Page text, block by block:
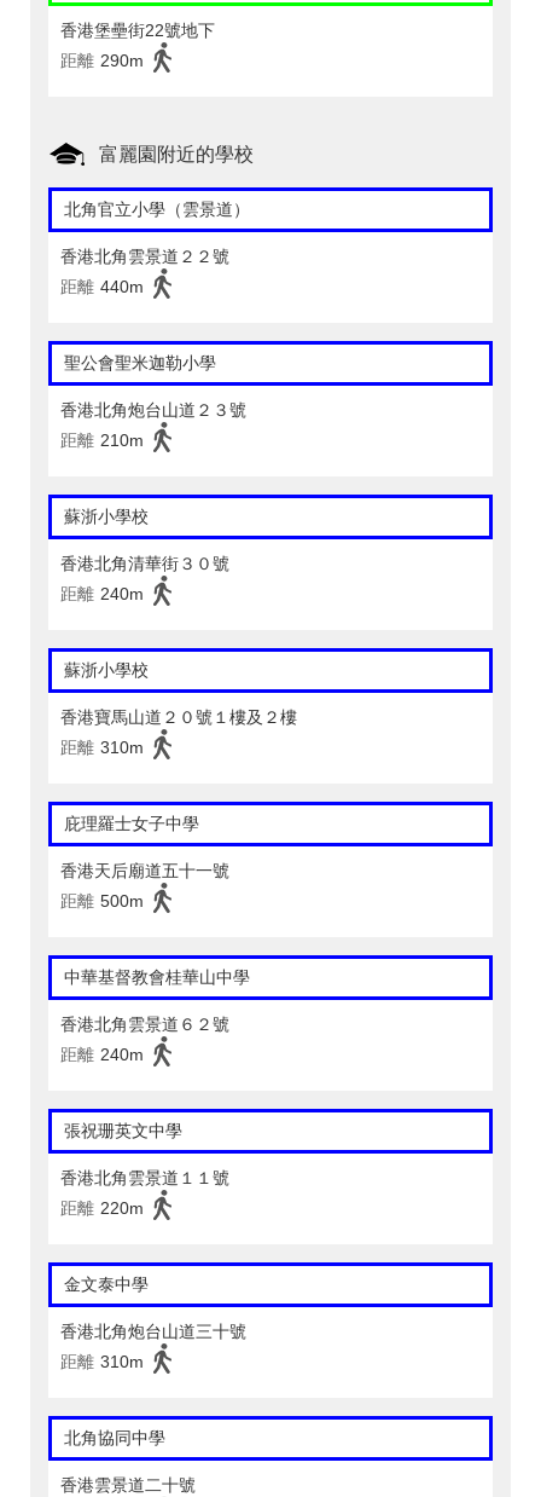
香港堡壘街22號地下
距離 290m
富麗園附近的學校
北角官立小學（雲景道）
香港北角雲景道２２號
距離 440m
聖公會聖米迦勒小學
香港北角炮台山道２３號
距離 210m
蘇浙小學校
香港北角清華街３０號
距離 240m
蘇浙小學校
香港寶馬山道２０號１樓及２樓
距離 310m
庇理羅士女子中學
香港天后廟道五十一號
距離 500m
中華基督教會桂華山中學
香港北角雲景道６２號
距離 240m
張祝珊英文中學
香港北角雲景道１１號
距離 220m
金文泰中學
香港北角炮台山道三十號
距離 310m
北角協同中學
香港雲景道二十號